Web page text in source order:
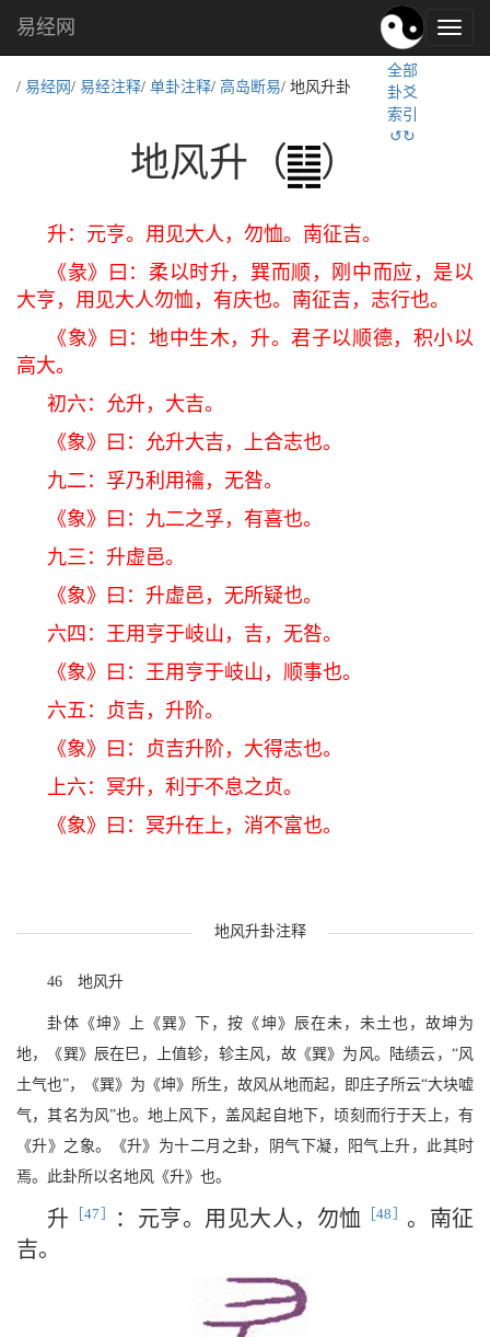
易
经
易经网
全部
卦爻
索引
↺↻
/ 易经网 / 易经注释/ 单卦注释/ 高岛断易/ 地风升卦
地风升（ ）
升：元亨。用见大人，勿恤。南征吉。
《彖》曰：柔以时升，巽而顺，刚中而应，是以
大亨，用见大人勿恤，有庆也。南征吉，志行也。
《象》曰：地中生木，升。君子以顺德，积小以
高大。
初六：允升，大吉。
《象》曰：允升大吉，上合志也。
九二：孚乃利用禴，无咎。
《象》曰：九二之孚，有喜也。
九三：升虚邑。
《象》曰：升虚邑，无所疑也。
六四：王用亨于岐山，吉，无咎。
《象》曰：王用亨于岐山，顺事也。
六五：贞吉，升阶。
《象》曰：贞吉升阶，大得志也。
上六：冥升，利于不息之贞。
《象》曰：冥升在上，消不富也。
地风升卦注释
46 地风升
卦体《坤》上《巽》下，按《坤》辰在未，未土也，故坤为
地，《巽》辰在巳，上值轸，轸主风，故《巽》为风。陆绩云，“风
土气也”，《巽》为《坤》所生，故风从地而起，即庄子所云“大块嘘
气，其名为风”也。地上风下，盖风起自地下，顷刻而行于天上，有
《升》之象。《升》为十二月之卦，阴气下凝，阳气上升，此其时
焉。此卦所以名地风《升》也。
升 ［47］ ：元亨。用见大人，勿恤 ［48］ 。南征
吉。